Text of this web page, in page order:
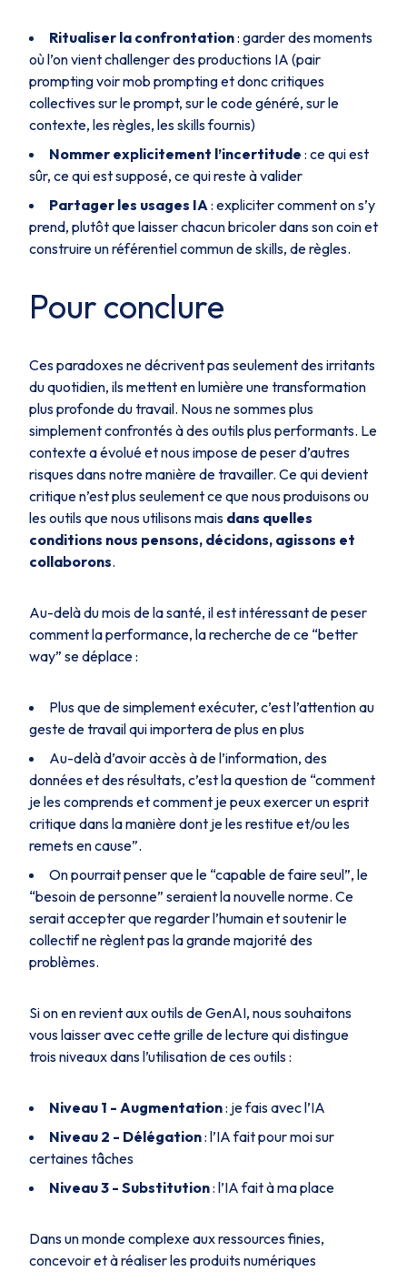
Ritualiser la confrontation: garder des moments
où l’on vient challenger des productions IA (pair
prompting voir mob prompting et donc critiques
collectives sur le prompt, sur le code généré, sur le
contexte, les règles, les skills fournis)
Nommer explicitement l’incertitude : ce qui est
sûr, ce qui est supposé, ce qui reste à valider
Partager les usages IA: expliciter comment on s’y
prend, plutôt que laisser chacun bricoler dans son coin et
construire un référentiel commun de skills, de règles.
Pour conclure
Ces paradoxes ne décrivent pas seulement des irritants
du quotidien, ils mettent en lumière une transformation
plus profonde du travail. Nous ne sommes plus
simplement confrontés à des outils plus performants. Le
contexte a évolué et nous impose de peser d’autres
risques dans notre manière de travailler. Ce qui devient
critique n’est plus seulement ce que nous produisons ou
les outils que nous utilisons mais dans quelles
conditions nous pensons, décidons, agissons et
collaborons.
Au-delà du mois de la santé, il est intéressant de peser
comment la performance, la recherche de ce “better
way” se déplace :
Plus que de simplement exécuter, c’est l’attention au
geste de travail qui importera de plus en plus
Au-delà d’avoir accès à de l’information, des
données et des résultats, c’est la question de “comment
je les comprends et comment je peux exercer un esprit
critique dans la manière dont je les restitue et/ou les
remets en cause”.
On pourrait penser que le “capable de faire seul”, le
“besoin de personne” seraient la nouvelle norme. Ce
serait accepter que regarder l’humain et soutenir le
collectif ne règlent pas la grande majorité des
problèmes.
Si on en revient aux outils de GenAI, nous souhaitons
vous laisser avec cette grille de lecture qui distingue
trois niveaux dans l’utilisation de ces outils :
Niveau 1 - Augmentation: je fais avec l’IA
Niveau 2 - Délégation: l’IA fait pour moi sur
certaines tâches
Niveau 3 - Substitution: l’IA fait à ma place
Dans un monde complexe aux ressources finies,
concevoir et à réaliser les produits numériques